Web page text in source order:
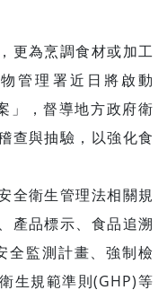
為烹調食材或加工
管理署近日將啟動
」，督導地方政府衛
查與抽驗，以強化食
衛生管理法相關規
產品標示、食品追溯
全監測計畫、強制檢
生規範準則(GHP)等